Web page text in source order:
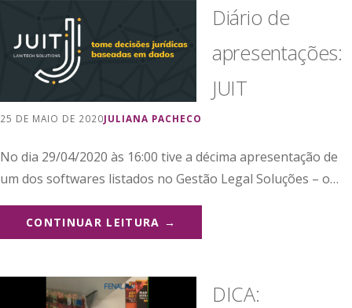
Diário de
apresentações:
JUIT
25 DE MAIO DE 2020JULIANA PACHECO
No dia 29/04/2020 às 16:00 tive a décima apresentação de
um dos softwares listados no Gestão Legal Soluções – o…
CONTINUAR LEITURA →
DICA: